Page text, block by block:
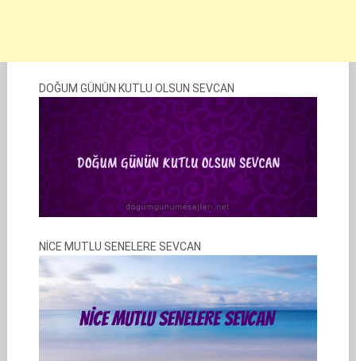
DOĞUM GÜNÜN KUTLU OLSUN SEVCAN
NİCE MUTLU SENELERE SEVCAN